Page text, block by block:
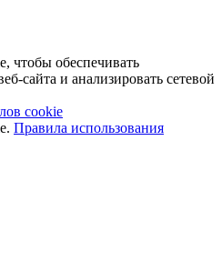
чтобы обеспечивать
сайта и анализировать сетевой
cookie
Правила использования